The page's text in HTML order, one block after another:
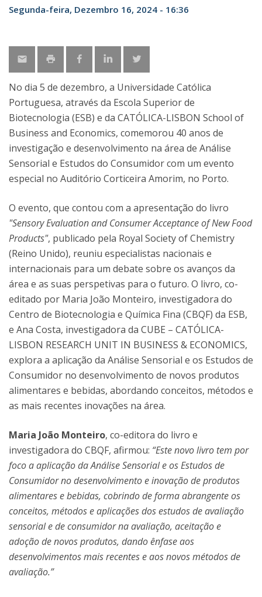
Segunda-feira, Dezembro 16, 2024 - 16:36
No dia 5 de dezembro, a Universidade Católica
Portuguesa, através da Escola Superior de
Biotecnologia (ESB) e da CATÓLICA-LISBON School of
Business and Economics, comemorou 40 anos de
investigação e desenvolvimento na área de Análise
Sensorial e Estudos do Consumidor com um evento
especial no Auditório Corticeira Amorim, no Porto.
O evento, que contou com a apresentação do livro
"Sensory Evaluation and Consumer Acceptance of New Food
Products", publicado pela Royal Society of Chemistry
(Reino Unido), reuniu especialistas nacionais e
internacionais para um debate sobre os avanços da
área e as suas perspetivas para o futuro. O livro, co-
editado por Maria João Monteiro, investigadora do
Centro de Biotecnologia e Química Fina (CBQF) da ESB,
e Ana Costa, investigadora da CUBE – CATÓLICA-
LISBON RESEARCH UNIT IN BUSINESS & ECONOMICS,
explora a aplicação da Análise Sensorial e os Estudos de
Consumidor no desenvolvimento de novos produtos
alimentares e bebidas, abordando conceitos, métodos e
as mais recentes inovações na área.
Maria João Monteiro, co-editora do livro e
investigadora do CBQF, afirmou: “Este novo livro tem por
foco a aplicação da Análise Sensorial e os Estudos de
Consumidor no desenvolvimento e inovação de produtos
alimentares e bebidas, cobrindo de forma abrangente os
conceitos, métodos e aplicações dos estudos de avaliação
sensorial e de consumidor na avaliação, aceitação e
adoção de novos produtos, dando ênfase aos
desenvolvimentos mais recentes e aos novos métodos de
avaliação.”